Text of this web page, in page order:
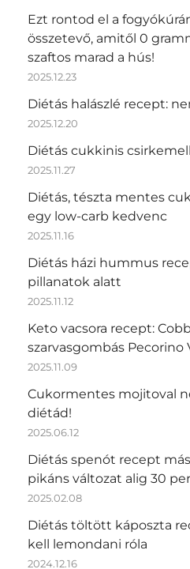
Ezt rontod el a
összetevő, amitől 0
szaftos marad a hús!
2025.12.23
Diétás halászlé recept:
2025.12.20
Diétás cukkinis
2025.11.27
Diétás, tészta mentes
egy low-carb kedvenc
2025.11.16
Diétás házi hummus
pillanatok alatt
2025.11.12
Keto vacsora recept:
szarvasgombás
2025.11.09
Cukormentes mojitoval
diétád!
2025.06.12
Diétás spenót recept
pikáns változat alig 30
2025.02.08
Diétás töltött káposzta
kell lemondani róla
2024.12.16